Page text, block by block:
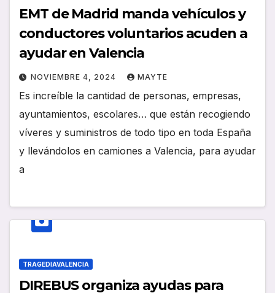
EMT de Madrid manda vehículos y
conductores voluntarios acuden a
ayudar en Valencia
NOVIEMBRE 4, 2024 MAYTE
Es increíble la cantidad de personas, empresas,
ayuntamientos, escolares… que están recogiendo
víveres y suministros de todo tipo en toda España
y llevándolos en camiones a Valencia, para ayudar
a
TRAGEDIAVALENCIA
DIREBUS organiza ayudas para